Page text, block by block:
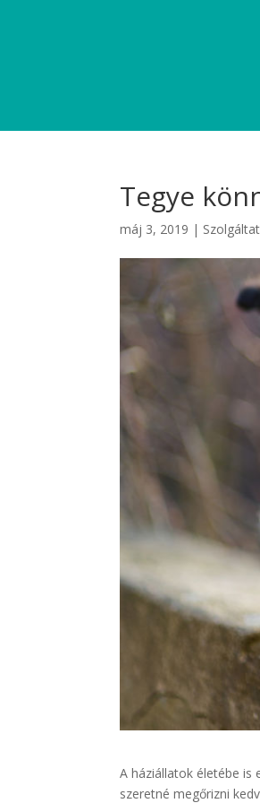
Tegye
máj 3, 2019 |
A háziállatok életébe is
szeretné megőrizni